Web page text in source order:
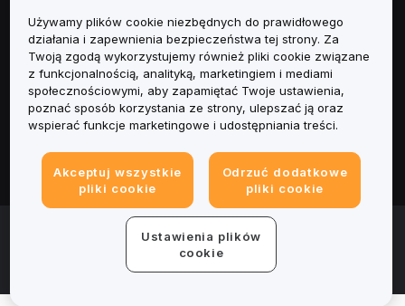
Usługi
Obsługa Klienta
Produkty
Informacje prawne
© 2025-2026 Bybit.eu. All rights reserved.
Warunki świadczenia usług | Polityka Prywatności
firmy (Impressum)
Centrum preferencji plików cookie
Używamy plików cookie niezbędnych do prawidłowego
działania i zapewnienia bezpieczeństwa tej strony. Za
Twoją zgodą wykorzystujemy również pliki cookie związane
z funkcjonalnością, analityką, marketingiem i mediami
społecznościowymi, aby zapamiętać Twoje ustawienia,
poznać sposób korzystania ze strony, ulepszać ją oraz
wspierać funkcje marketingowe i udostępniania treści.
Akceptuj wszystkie
pliki cookie
Odrzuć dodatkowe
pliki cookie
Ustawienia plików
cookie